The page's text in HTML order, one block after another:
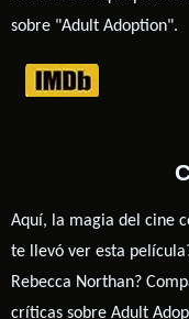
sobre "Adult Adoption".
Aquí, la magia del cine
te llevó ver esta
Rebecca Northan?
críticas sobre Adult